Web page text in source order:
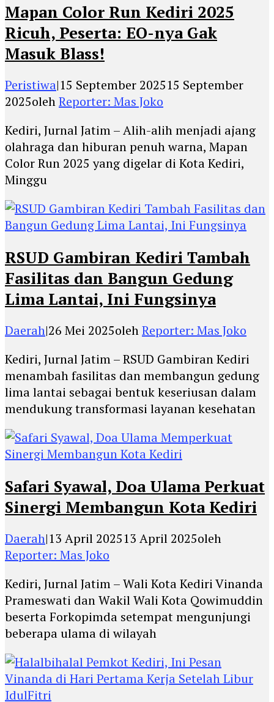
Mapan Color Run Kediri 2025
Ricuh, Peserta: EO-nya Gak
Masuk Blass!
Peristiwa|15 September 202515 September
2025olehReporter: Mas Joko
Kediri, Jurnal Jatim – Alih-alih menjadi ajang
olahraga dan hiburan penuh warna, Mapan
Color Run 2025 yang digelar di Kota Kediri,
Minggu
RSUD Gambiran Kediri Tambah
Fasilitas dan Bangun Gedung
Lima Lantai, Ini Fungsinya
Daerah|26 Mei 2025olehReporter: Mas Joko
Kediri, Jurnal Jatim – RSUD Gambiran Kediri
menambah fasilitas dan membangun gedung
lima lantai sebagai bentuk keseriusan dalam
mendukung transformasi layanan kesehatan
Safari Syawal, Doa Ulama Perkuat
Sinergi Membangun Kota Kediri
Daerah|13 April 202513 April 2025oleh
Reporter: Mas Joko
Kediri, Jurnal Jatim – Wali Kota Kediri Vinanda
Prameswati dan Wakil Wali Kota Qowimuddin
beserta Forkopimda setempat mengunjungi
beberapa ulama di wilayah